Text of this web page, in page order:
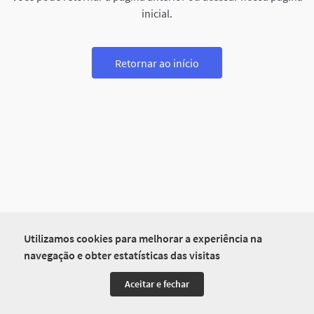
Utilizamos cookies para melhorar a experiência na
navegação e obter estatísticas das visitas
Aceitar e fechar
inicial.
Retornar ao início